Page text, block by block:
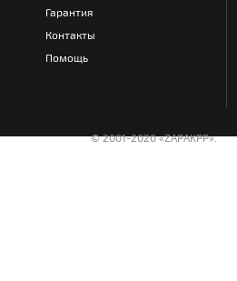
Гарантия
Контакты
Помощь
© 2001-2020 «ZAPAKPP».